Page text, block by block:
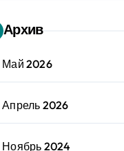
Архив
Май 2026
Апрель 2026
Ноябрь 2024